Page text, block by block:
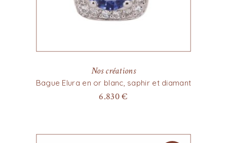
Nos créations
Bague Elura en or blanc, saphir et diamant
6.830€